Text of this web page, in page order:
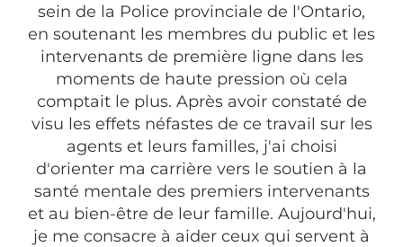
sein de la Police provinciale de l'Ontario,
en soutenant les membres du public et les
intervenants de première ligne dans les
moments de haute pression où cela
comptait le plus. Après avoir constaté de
visu les effets néfastes de ce travail sur les
agents et leurs familles, j'ai choisi
d'orienter ma carrière vers le soutien à la
santé mentale des premiers intervenants
et au bien-être de leur famille. Aujourd'hui,
je me consacre à aider ceux qui servent à